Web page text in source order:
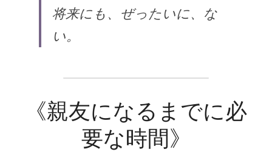
将来にも、ぜったいに、な
い。
《親友になるまでに必
要な時間》